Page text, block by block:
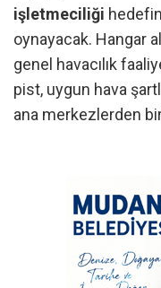
işletmeciliği
oynayacak. Hangar
genel havacılık
pist, uygun hava
ana merkezlerden